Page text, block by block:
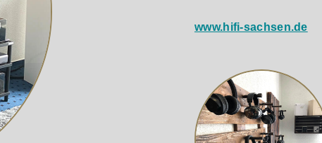
wird. Dies ermöglicht einen größeren Freiheitsgrad bei
Subwoofer verfügen alle sieben Varro-Subwoofer
mehrerer Subwoofer.
www.hifi-sachsen.de